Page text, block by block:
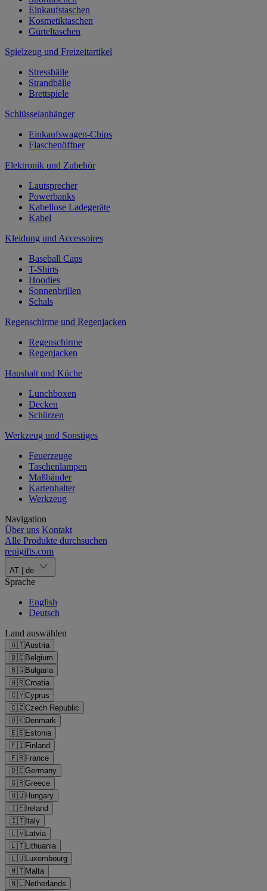
Einkaufstaschen
Kosmetiktaschen
Gürteltaschen
Spielzeug und Freizeitartikel
Stressbälle
Strandbälle
Brettspiele
Schlüsselanhänger
Einkaufswagen-Chips
Flaschenöffner
Elektronik und Zubehör
Lautsprecher
Powerbanks
Kabellose Ladegeräte
Kabel
Kleidung und Accessoires
Baseball Caps
T-Shirts
Hoodies
Sonnenbrillen
Schals
Regenschirme und Regenjacken
Regenschirme
Regenjacken
Haushalt und Küche
Lunchboxen
Decken
Schürzen
Werkzeug und Sonstiges
Feuerzeuge
Taschenlampen
Maßbänder
Kartenhalter
Werkzeug
Navigation
Über uns Kontakt
Alle Produkte durchsuchen
repigifts.com
AT de
Sprache
English
Deutsch
Land auswählen
🇦🇹Austria
🇧🇪Belgium
🇧🇬Bulgaria
🇭🇷Croatia
🇨🇾Cyprus
🇨🇿Czech Republic
🇩🇰Denmark
🇪🇪Estonia
🇫🇮Finland
🇫🇷France
🇩🇪Germany
🇬🇷Greece
🇭🇺Hungary
🇮🇪Ireland
🇮🇹Italy
🇱🇻Latvia
🇱🇹Lithuania
🇱🇺Luxembourg
🇲🇹Malta
🇳🇱Netherlands